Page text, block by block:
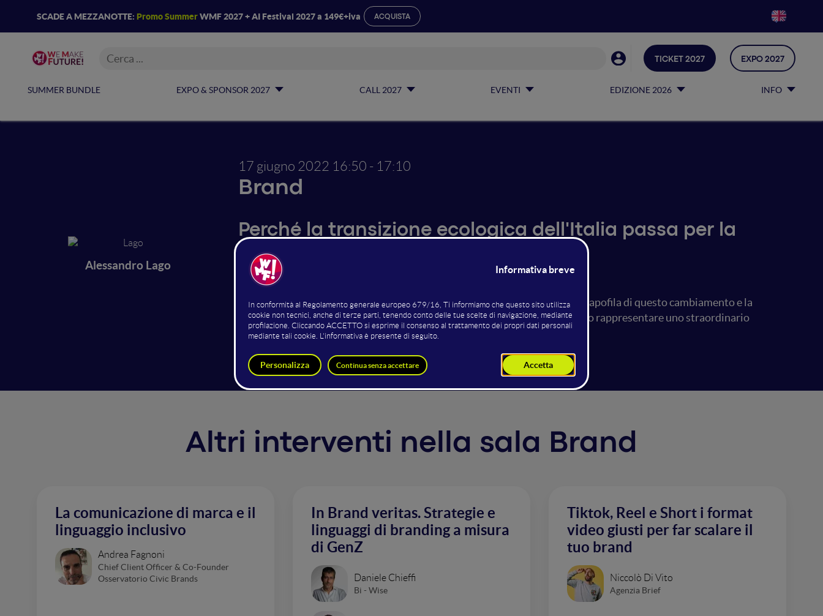
SCADE A MEZZANOTTE: Promo SummerWMF 2027 + AI Festival 2027 a 149€+iva ACQUISTA
SUMMER BUNDLE EXPO & SPONSOR 2027 CALL 2027 EVENTI EDIZIONE 2026 INFO
TICKET 2027 EXPO 2027
Alessandro Lago
17 giugno 2022 16:50 - 17:10
Brand
Perché la transizione ecologica dell'Italia passa per la
Motor Valley
La "rivoluzione green" è una sfida epocale. La mobilità sarà uno dei settori capofila di questo cambiamento e la
cosiddetta terra dei motori ha delle carte speciali da giocare che potrebbero rappresentare uno straordinario
modello di innovazione per il paese.
Altri interventi nella sala Brand
La comunicazione di marca e il
linguaggio inclusivo
Andrea Fagnoni
Chief Client Officer & Co-Founder
Osservatorio Civic Brands
In Brand veritas. Strategie e
linguaggi di branding a misura
di GenZ
Daniele Chieffi
Bi - Wise
Tiktok, Reel e Short i format
video giusti per far scalare il
tuo brand
Niccolò Di Vito
Agenzia Brief